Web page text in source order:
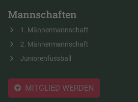
Mannschaften
1. Männermannschaft
2. Männermannschaft
Juniorenfussball
MITGLIED WERDEN